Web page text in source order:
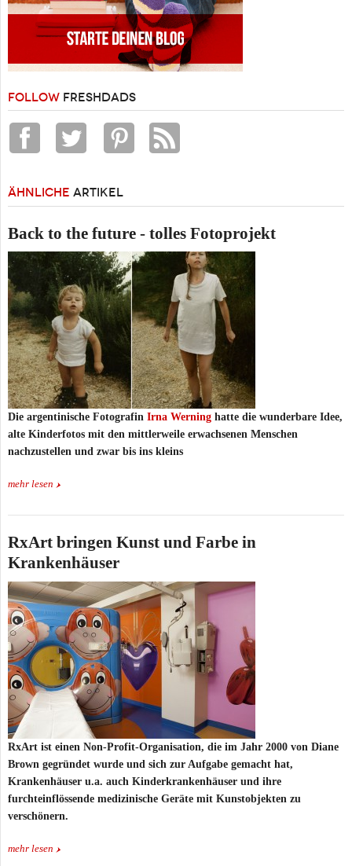
FOLLOW FRESHDADS
ÄHNLICHE ARTIKEL
Back to the future - tolles Fotoprojekt
Die argentinische Fotografin Irna Werning hatte die wunderbare Idee,
alte Kinderfotos mit den mittlerweile erwachsenen Menschen
nachzustellen und zwar bis ins kleins
mehr lesen
RxArt bringen Kunst und Farbe in
Krankenhäuser
RxArt ist einen Non-Profit-Organisation, die im Jahr 2000 von Diane
Brown gegründet wurde und sich zur Aufgabe gemacht hat,
Krankenhäuser u.a. auch Kinderkrankenhäuser und ihre
furchteinflössende medizinische Geräte mit Kunstobjekten zu
verschönern.
mehr lesen